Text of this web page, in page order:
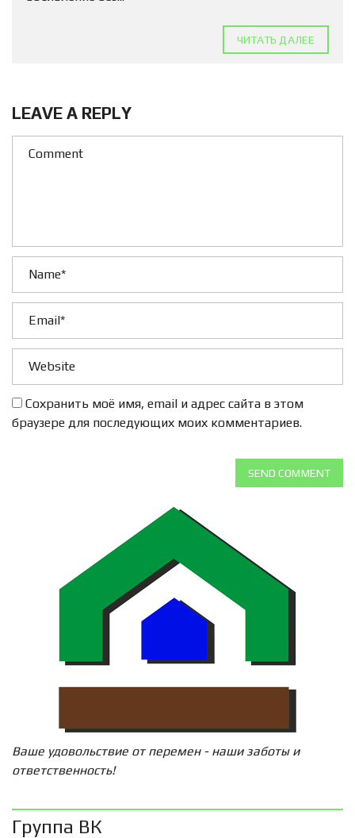
ЧИТАТЬ ДАЛЕЕ
LEAVE A REPLY
Сохранить моё имя, email и адрес сайта в этом
браузере для последующих моих комментариев.
SEND COMMENT
Ваше удовольствие от перемен - наши заботы и
ответственность!
Группа ВК